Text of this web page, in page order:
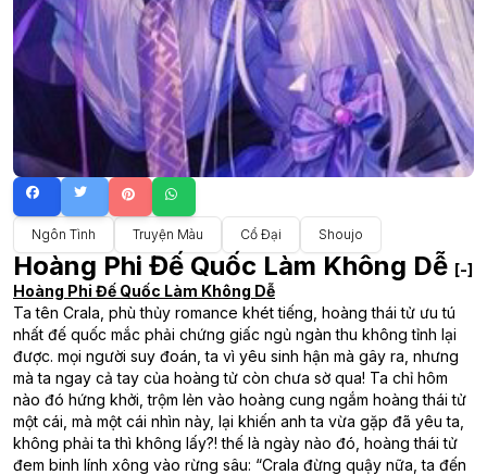
Ngôn Tình Truyện Màu Cổ Đại Shoujo
Hoàng Phi Đế Quốc Làm Không Dễ [-]
Hoàng Phi Đế Quốc Làm Không Dễ
Ta tên Crala, phù thủy romance khét tiếng, hoàng thái tử ưu tú
nhất đế quốc mắc phải chứng giấc ngủ ngàn thu không tỉnh lại
được. mọi người suy đoán, ta vì yêu sinh hận mà gây ra, nhưng
mà ta ngay cả tay của hoàng tử còn chưa sờ qua! Ta chỉ hôm
nào đó hứng khởi, trộm lẻn vào hoàng cung ngắm hoàng thái tử
một cái, mà một cái nhìn này, lại khiến anh ta vừa gặp đã yêu ta,
không phải ta thì không lấy?! thế là ngày nào đó, hoàng thái tử
đem binh lính xông vào rừng sâu: “Crala đừng quậy nữa, ta đến